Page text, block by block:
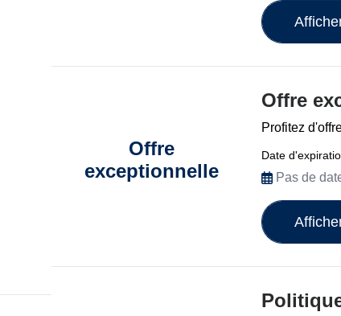
Offre
exceptionnelle
Offre
Profitez
Date
Pas de